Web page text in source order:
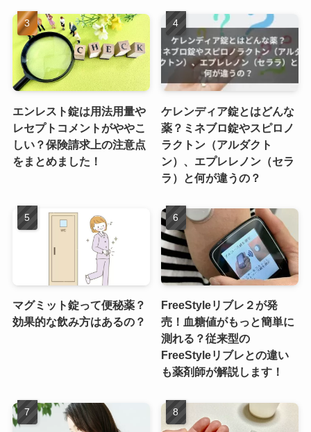
エンレスト錠は用法用量や
レセプトコメントがややこ
しい？保険請求上の注意点
をまとめました！
ケレンディア錠とはどんな
薬？ミネブロ錠やスピロノ
ラクトン（アルダクト
ン）、エプレレノン（セラ
ラ）と何が違うの？
マグミット錠って便秘薬？
効果的な飲み方はあるの？
FreeStyleリブレ２が発
売！血糖値がもっと簡単に
測れる？従来型の
FreeStyleリブレとの違い
も薬剤師が解説します！